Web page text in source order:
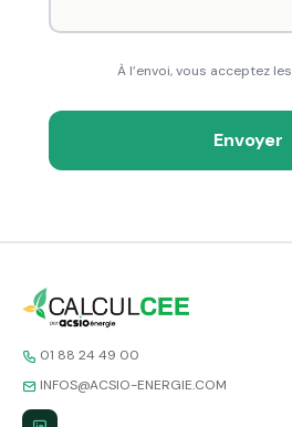
À l’envoi, vous acceptez les
Envoyer
01 88 24 49 00
INFOS@ACSIO-ENERGIE.COM